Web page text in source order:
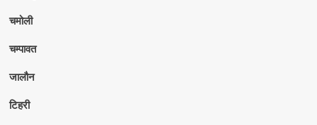
चमोली
चम्पावत
जालौन
टिहरी